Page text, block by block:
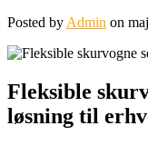
Posted by Admin on
Fleksible
løsning til